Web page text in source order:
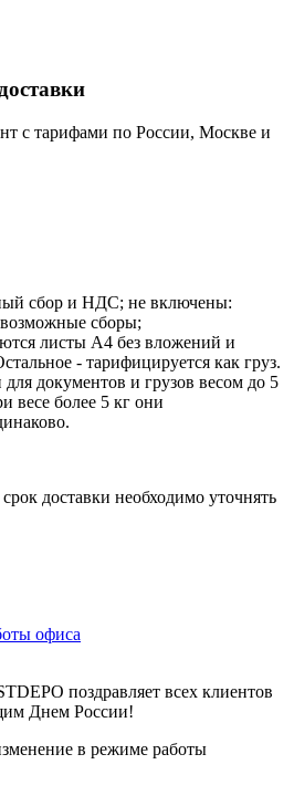
с тарифами по России, Москве и
сбор и НДС; не включены:
сборы;
листы А4 без вложений и
- тарифицируется как груз.
для документов и грузов весом до 5
весе более 5 кг они
доставки необходимо уточнять
офиса
поздравляет всех клиентов
Днем России!
в режиме работы